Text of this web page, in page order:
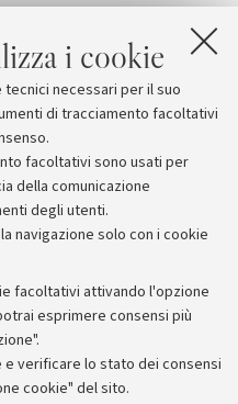
i cookie
necessari per il suo
di tracciamento facoltativi
facoltativi sono usati per
della comunicazione
degli utenti.
navigazione solo con i cookie
facoltativi attivando l'opzione
esprimere consensi più
verificare lo stato dei consensi
cookie" del sito.
della Biochimica
Internazionale, educati
l’impulso per il nuovo
raggiunti.
stampa
stampa